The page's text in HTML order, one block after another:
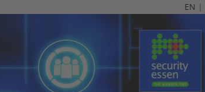
EN |